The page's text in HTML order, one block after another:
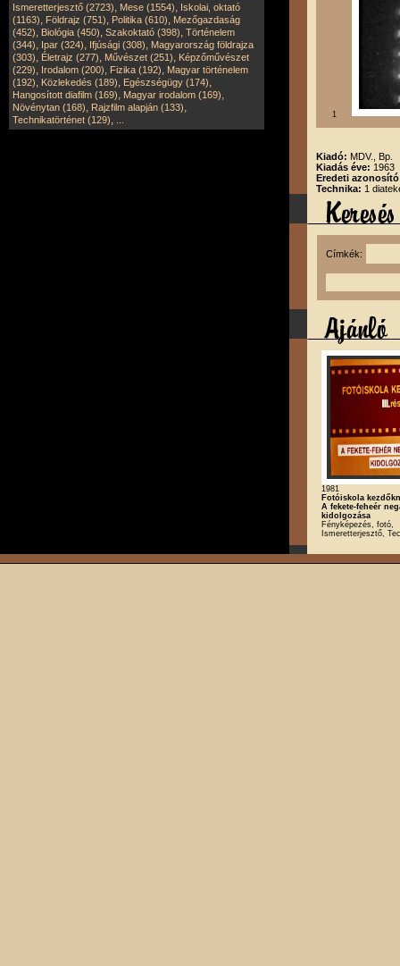
Ismeretterjesztő (2723), Mese (1554), Iskolai, oktató
(1163), Földrajz (751), Politika (610), Mezőgazdaság
(452), Biológia (450), Szakoktató (398), Történelem
(344), Ipar (324), Ifjúsági (308), Magyarország földrajza
(303), Életrajz (277), Művészet (251), Képzőművészet
(229), Irodalom (200), Fizika (192), Magyar történelem
(192), Közlekedés (189), Egészségügy (174),
Hangosított diafilm (169), Magyar irodalom (169),
Növénytan (168), Rajzfilm alapján (133),
Technikatörténet (129), 1
Kiadó: MDV., Bp.
Kiadás éve: 1963
Eredeti
Technika: 1
Címkék:
1981
Fotóiskola
A fekete-feheér
kidolgozása
Fényképezés, fotó,
Ismeretterjesztő,